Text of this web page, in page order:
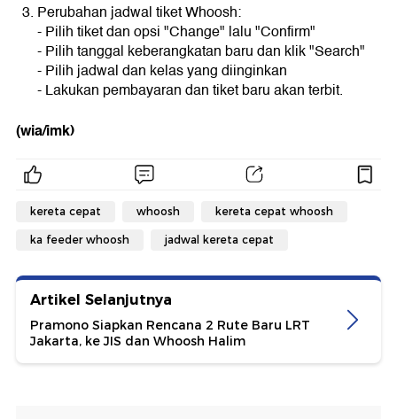
Perubahan jadwal tiket Whoosh:
- Pilih tiket dan opsi "Change" lalu "Confirm"
- Pilih tanggal keberangkatan baru dan klik "Search"
- Pilih jadwal dan kelas yang diinginkan
- Lakukan pembayaran dan tiket baru akan terbit.
(wia/imk)
kereta cepat whoosh kereta cepat whoosh
ka feeder whoosh jadwal kereta cepat
Artikel Selanjutnya
Pramono Siapkan Rencana 2 Rute Baru LRT
Jakarta, ke JIS dan Whoosh Halim